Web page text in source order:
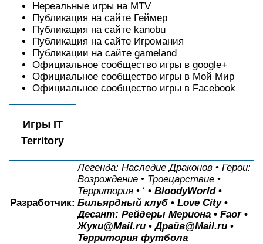
Нереальные игры на MTV
Публикация на сайте Геймер
Публикация на сайте kanobu
Публикация на сайте Игромания
Публикации на сайте gameland
Официальное сообщество игры в google+
Официальное сообщество игры в Мой Мир
Официальное сообщество игры в Facebook
Игры IT
Territory
Разработчик:
Легенда: Наследие Драконов • Герои:
Возрождение • Троецарствие •
Территория • ‘ • BloodyWorld•
Бильярдный клуб • Love City•
Десант: Рейдеры Мериона • Faor•
Жуки@Mail.ru •Драйв@Mail.ru •
Территория футбола